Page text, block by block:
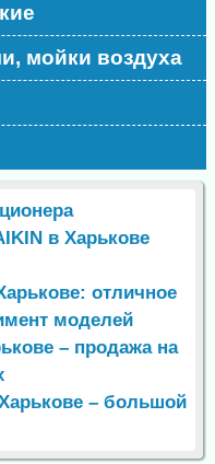
мойки воздуха
в Харькове
отличное
моделей
– продажа на
– большой